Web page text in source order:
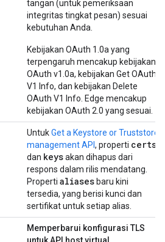
tangan (untuk pemeriksaan
integritas tingkat pesan) sesuai
kebutuhan Anda.
Kebijakan OAuth 1.0a yang
terpengaruh mencakup kebijakan
OAuth v1.0a, kebijakan Get OAuth
V1 Info, dan kebijakan Delete
OAuth V1 Info. Edge mencakup
kebijakan OAuth 2.0 yang sesuai.
UntukGet a Keystore or Truststore
management API , properti certs
dan keysakan dihapus dari
respons dalam rilis mendatang.
Properti aliases baru kini
tersedia, yang berisi kunci dan
sertifikat untuk setiap alias.
Memperbarui konfigurasi TLS